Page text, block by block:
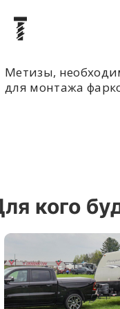
Метизы,
для монтажа
кого